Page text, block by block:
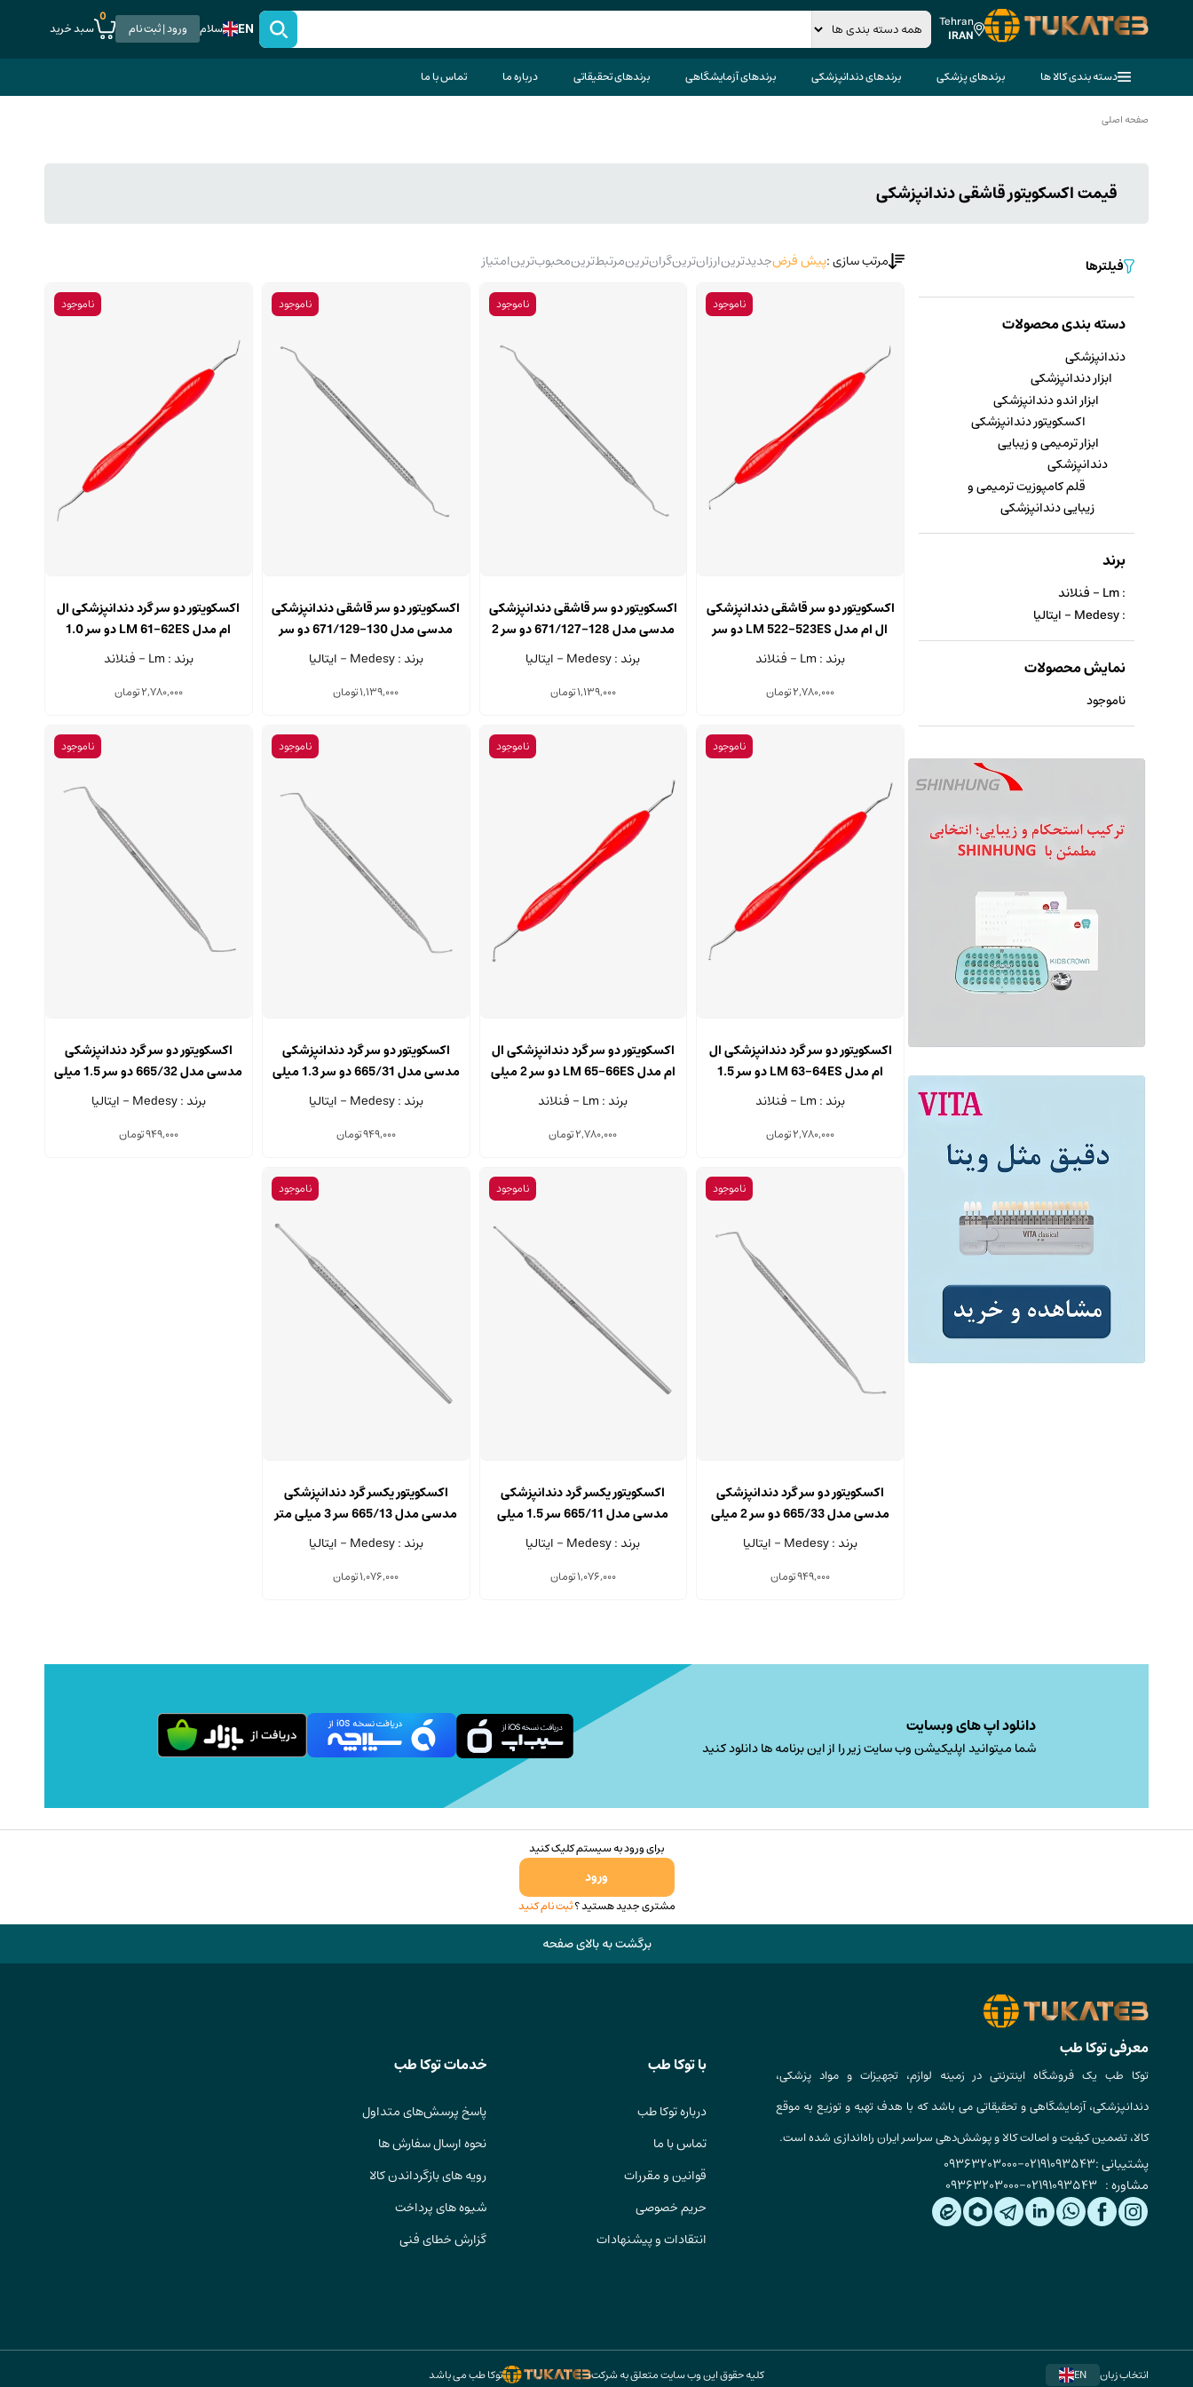
Tehran
IRAN
EN سلام ورود | ثبت نام
0
سبد خرید
دسته بندی کالا ها برندهای پزشکی برندهای دندانپزشکی برندهای آزمایشگاهی برندهای تحقیقاتی درباره ما تماس با ما
صفحه اصلی
قیمت اکسکویتور قاشقی دندانپزشکی
فیلترها
دسته بندی محصولات
دندانپزشکی
ابزار دندانپزشکی
ابزار اندو دندانپزشکی
اکسکویتور دندانپزشکی
ابزار ترمیمی و زیبایی
دندانپزشکی
قلم کامپوزیت ترمیمی و
زیبایی دندانپزشکی
برند
: Lm - فنلاند
: Medesy - ایتالیا
نمایش محصولات
ناموجود
مرتب سازی :پیش فرضجدیدترینارزان‌ترینگران‌ترینمرتبط‌ترینمحبوب‌ترینامتیاز
ناموجود
اکسکویتور دو سر قاشقی دندانپزشکی
ال ام مدل LM 522-523ES دو سر
1.0 میلی متری
برند : Lm - فنلاند
2,780,000تومان
ناموجود
اکسکویتور دو سر قاشقی دندانپزشکی
مدسی مدل 128-671/127 دو سر 2
میلی متری برند : Medesy - ایتالیا
1,139,000تومان
ناموجود
اکسکویتور دو سر قاشقی دندانپزشکی
مدسی مدل 130-671/129 دو سر
برند : Medesy - ایتالیا
1,139,000تومان
ناموجود
اکسکویتور دو سر گرد دندانپزشکی ال
ام مدل LM 61-62ES دو سر 1.0
میلی متریبرند : Lm - فنلاند
2,780,000تومان
ناموجود
اکسکویتور دو سر گرد دندانپزشکی ال
ام مدل LM 63-64ES دو سر 1.5
میلی متریبرند : Lm - فنلاند
2,780,000تومان
ناموجود
اکسکویتور دو سر گرد دندانپزشکی ال
ام مدل LM 65-66ES دو سر 2 میلی
متری برند : Lm - فنلاند
2,780,000تومان
ناموجود
اکسکویتور دو سر گرد دندانپزشکی
مدسی مدل 665/31 دو سر 1.3 میلی
متری
برند : Medesy - ایتالیا
949,000تومان
ناموجود
اکسکویتور دو سر گرد دندانپزشکی
مدسی مدل 665/32 دو سر 1.5 میلی
متری
برند : Medesy - ایتالیا
949,000تومان
ناموجود
اکسکویتور دو سر گرد دندانپزشکی
مدسی مدل 665/33 دو سر 2 میلی
متری
برند : Medesy - ایتالیا
949,000تومان
ناموجود
اکسکویتور یکسر گرد دندانپزشکی
مدسی مدل 665/11 سر 1.5 میلی
متر
برند : Medesy - ایتالیا
1,076,000تومان
ناموجود
اکسکویتور یکسر گرد دندانپزشکی
مدسی مدل 665/13 سر 3 میلی متر
برند : Medesy - ایتالیا
1,076,000تومان
دانلود اپ های وبسایت
شما میتوانید اپلیکیشن وب سایت زیر را از این برنامه ها دانلود کنید
برای ورود به سیستم کلیک کنید
ورود
مشتری جدید هستید ؟ثبت نام کنید
برگشت به بالای صفحه
معرفی توکا طب
توکا طب یک فروشگاه اینترنتی در زمینه لوازم، تجهیزات و مواد پزشکی،
دندانپزشکی، آزمایشگاهی و تحقیقاتی می باشد که با هدف تهیه و توزیع به موقع
کالا، تضمین کیفیت و اصالت کالا و پوشش‌دهی سراسر ایران راه‌اندازی شده است.
پشتیبانی :02191093543
-
09363203000
مشاوره : 02191093543
-
09363203000
با توکا طب
درباره توکا طب
تماس با ما
قوانین و مقررات
حریم خصوصی
انتقادات و پیشنهادات
خدمات توکا طب
پاسخ پرسش‌های متداول
نحوه ارسال سفارش ها
رویه های بازگرداندن کالا
شیوه های پرداخت
گزارش خطای فنی
انتخاب زبان EN کلیه حقوق این وب سایت متعلق به شرکت توکا طب می باشد